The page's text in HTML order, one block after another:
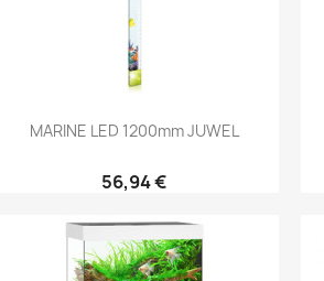
Aperçu rapide
MARINE LED 1200mm JUWEL
56,94 €